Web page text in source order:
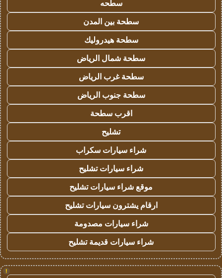
سطحه
سطحة بين المدن
سطحة هيدروليك
سطحة شمال الرياض
سطحة غرب الرياض
سطحة جنوب الرياض
اقرب سطحة
تشليح
شراء سيارات سكراب
شراء سيارات تشليح
موقع شراء سيارات تشليح
ارقام يشترون سيارات تشليح
شراء سيارات مصدومة
شراء سيارات قديمة تشليح
!